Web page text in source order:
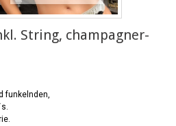
String, champagner-
funkelnden,